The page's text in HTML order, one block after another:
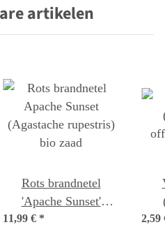
artikelen
Rots brandnetel
'Apache Sunset'
(Agastache rupestris)
11,99 € * 2,59